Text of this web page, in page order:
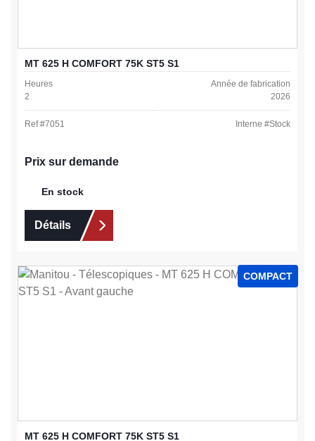
MT 625 H COMFORT 75K ST5 S1
Heures
2
Année de fabrication
2026
Ref #7051 Interne #Stock
Prix sur demande
En stock
Détails
COMPACT
MT 625 H COMFORT 75K ST5 S1